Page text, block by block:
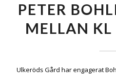
PETER
MELLAN
Ulkeröds Gård har engagerat